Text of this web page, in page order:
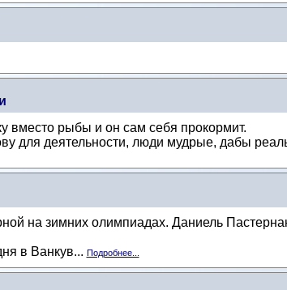
вместо рыбы и он сам себя прокормит.
для деятельности, люди мудрые, дабы
на зимних олимпиадах. Даниель
в Ванкув... Подробнее...